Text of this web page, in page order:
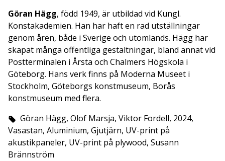
Göran Hägg, född 1949, är utbildad vid Kungl.
Konstakademien. Han har haft en rad utställningar
genom åren, både i Sverige och utomlands. Hägg har
skapat många offentliga gestaltningar, bland annat vid
Postterminalen i Årsta och Chalmers Högskola i
Göteborg. Hans verk finns på Moderna Museet i
Stockholm, Göteborgs konstmuseum, Borås
konstmuseum med flera.
Göran Hägg, Olof Marsja, Viktor Fordell, 2024,
Vasastan, Aluminium, Gjutjärn, UV-print på
akustikpaneler, UV-print på plywood, Susann
Brännström